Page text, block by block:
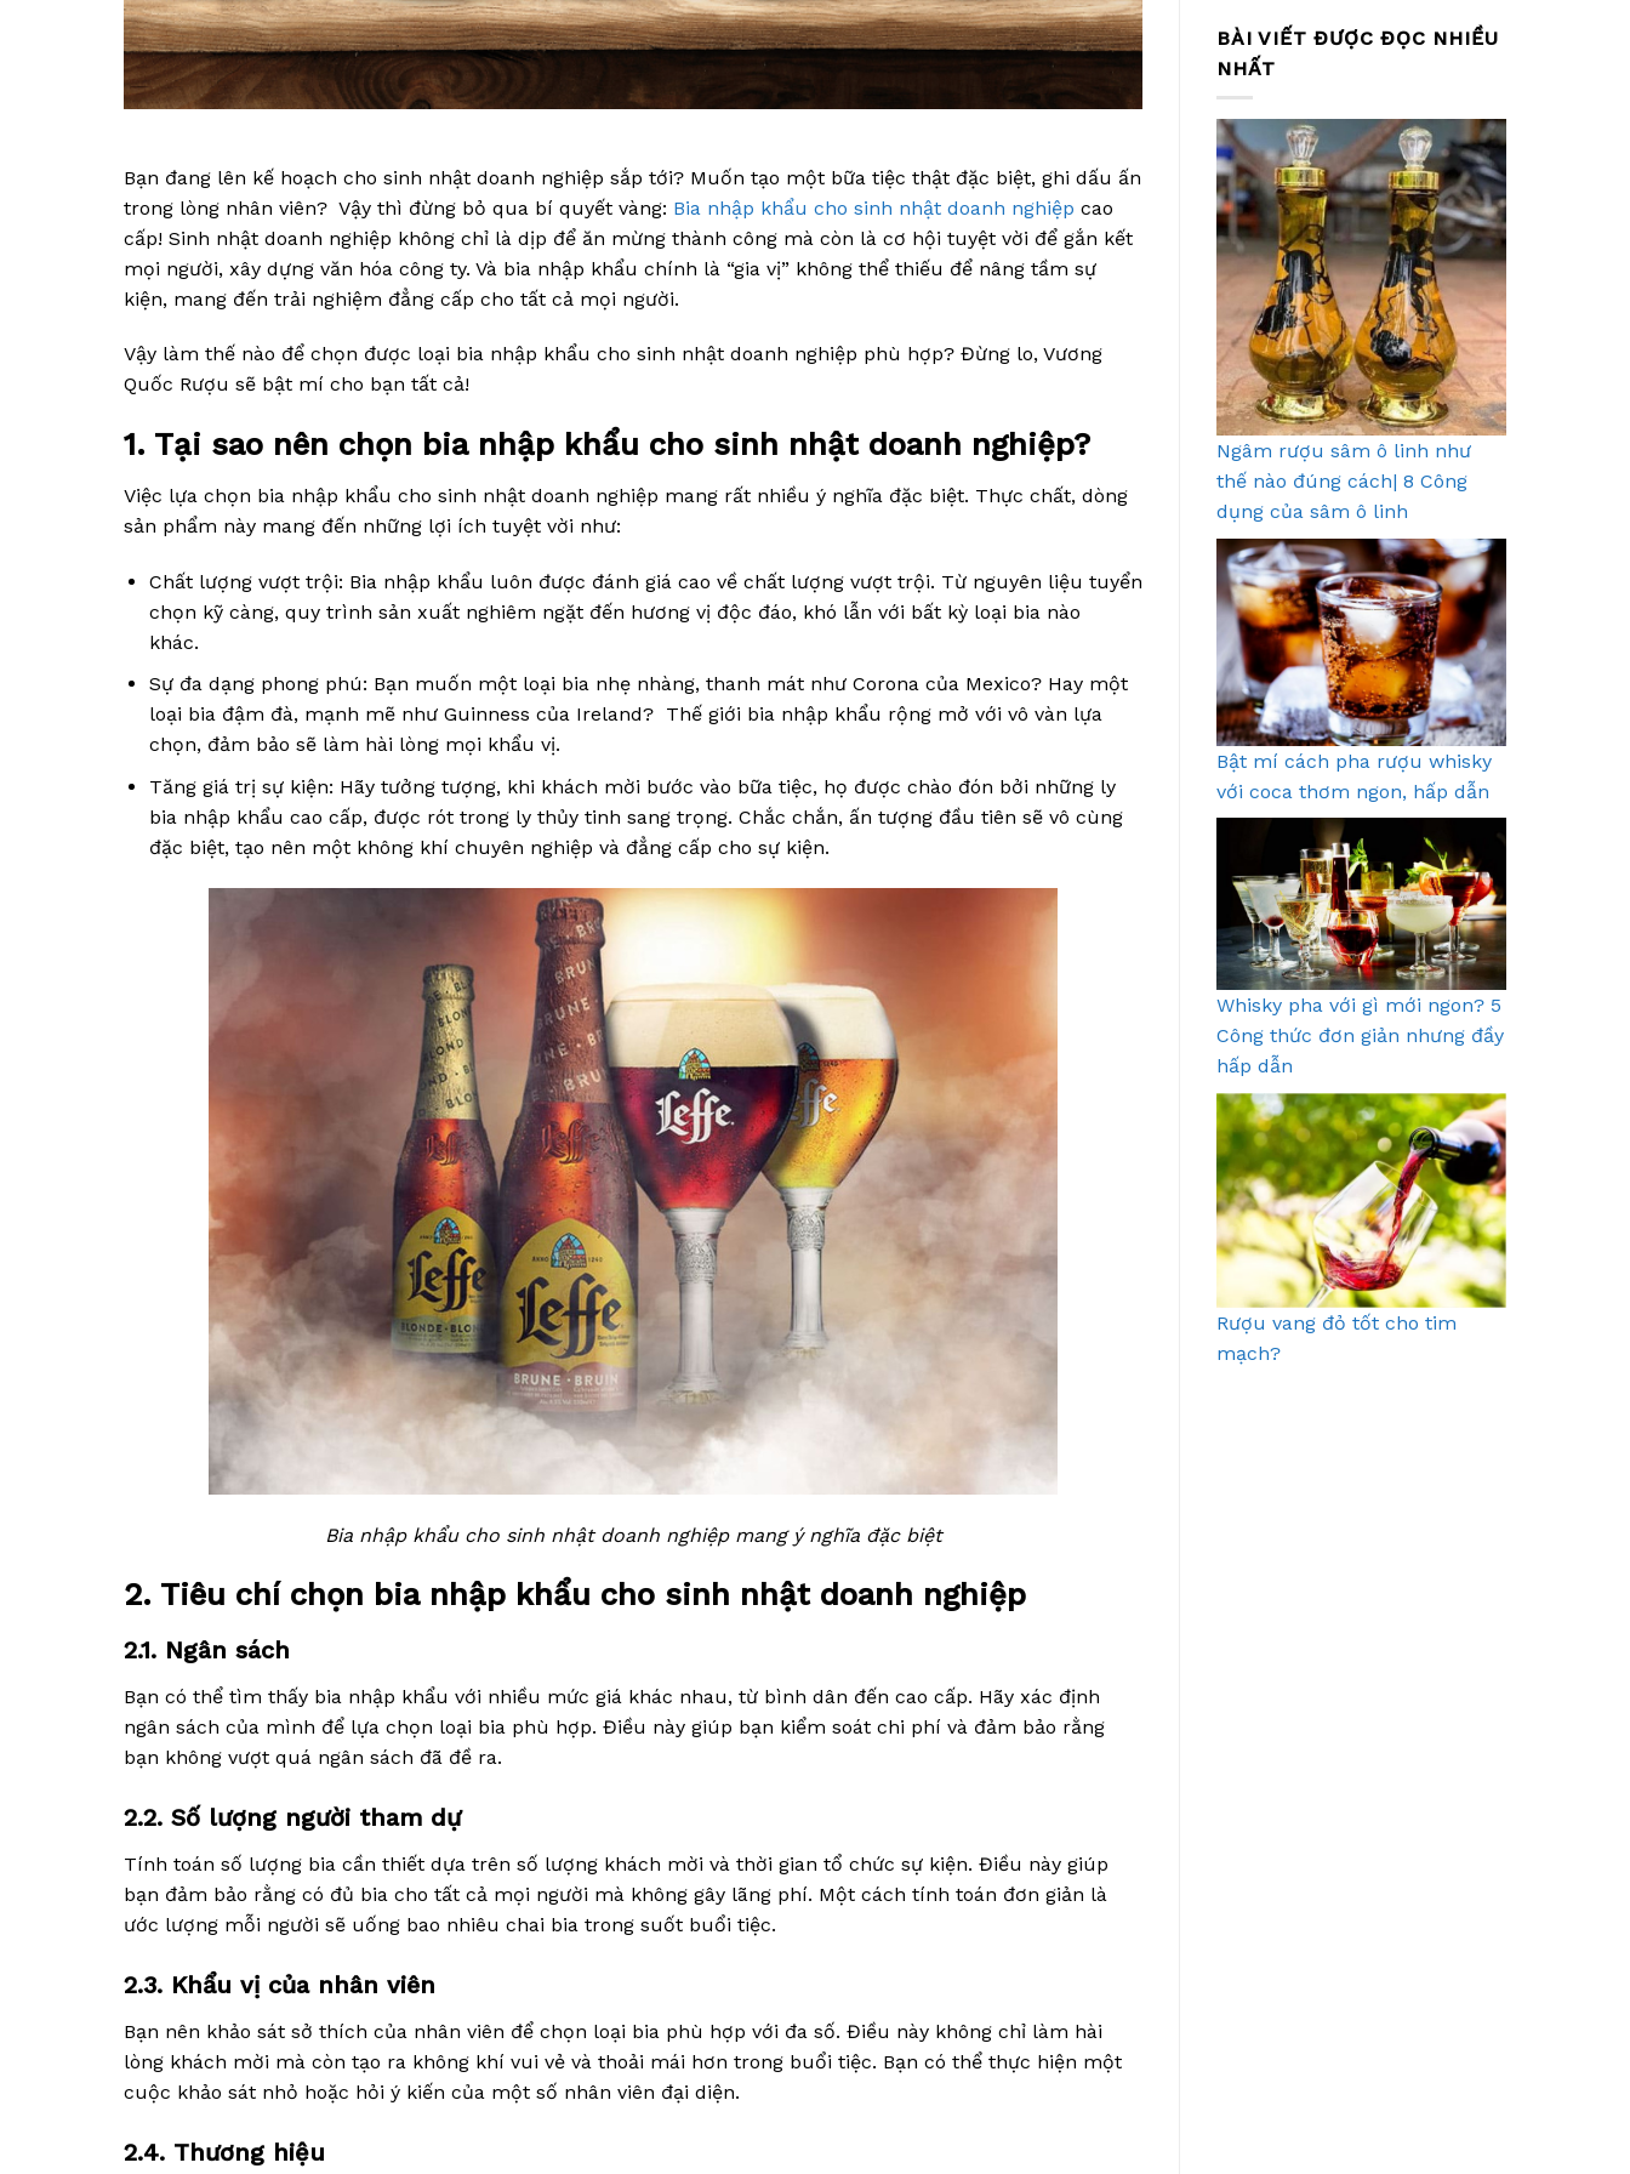
Bạn đang lên kế hoạch cho sinh nhật doanh nghiệp sắp tới? Muốn tạo một bữa tiệc thật đặc biệt, ghi dấu ấn
trong lòng nhân viên? Vậy thì đừng bỏ qua bí quyết vàng: Bia nhập khẩu cho sinh nhật doanh nghiệp cao
cấp! Sinh nhật doanh nghiệp không chỉ là dịp để ăn mừng thành công mà còn là cơ hội tuyệt vời để gắn kết
mọi người, xây dựng văn hóa công ty. Và bia nhập khẩu chính là “gia vị” không thể thiếu để nâng tầm sự
kiện, mang đến trải nghiệm đẳng cấp cho tất cả mọi người.
Vậy làm thế nào để chọn được loại bia nhập khẩu cho sinh nhật doanh nghiệp phù hợp? Đừng lo, Vương
Quốc Rượu sẽ bật mí cho bạn tất cả!
1. Tại sao nên chọn bia nhập khẩu cho sinh nhật doanh nghiệp?
Việc lựa chọn bia nhập khẩu cho sinh nhật doanh nghiệp mang rất nhiều ý nghĩa đặc biệt. Thực chất, dòng
sản phẩm này mang đến những lợi ích tuyệt vời như:
Chất lượng vượt trội: Bia nhập khẩu luôn được đánh giá cao về chất lượng vượt trội. Từ nguyên liệu tuyển
chọn kỹ càng, quy trình sản xuất nghiêm ngặt đến hương vị độc đáo, khó lẫn với bất kỳ loại bia nào
khác.
Sự đa dạng phong phú: Bạn muốn một loại bia nhẹ nhàng, thanh mát như Corona của Mexico? Hay một
loại bia đậm đà, mạnh mẽ như Guinness của Ireland? Thế giới bia nhập khẩu rộng mở với vô vàn lựa
chọn, đảm bảo sẽ làm hài lòng mọi khẩu vị.
Tăng giá trị sự kiện: Hãy tưởng tượng, khi khách mời bước vào bữa tiệc, họ được chào đón bởi những ly
bia nhập khẩu cao cấp, được rót trong ly thủy tinh sang trọng. Chắc chắn, ấn tượng đầu tiên sẽ vô cùng
đặc biệt, tạo nên một không khí chuyên nghiệp và đẳng cấp cho sự kiện.
Bia nhập khẩu cho sinh nhật doanh nghiệp mang ý nghĩa đặc biệt
2. Tiêu chí chọn bia nhập khẩu cho sinh nhật doanh nghiệp
2.1. Ngân sách
Bạn có thể tìm thấy bia nhập khẩu với nhiều mức giá khác nhau, từ bình dân đến cao cấp. Hãy xác định
ngân sách của mình để lựa chọn loại bia phù hợp. Điều này giúp bạn kiểm soát chi phí và đảm bảo rằng
bạn không vượt quá ngân sách đã đề ra.
2.2. Số lượng người tham dự
Tính toán số lượng bia cần thiết dựa trên số lượng khách mời và thời gian tổ chức sự kiện. Điều này giúp
bạn đảm bảo rằng có đủ bia cho tất cả mọi người mà không gây lãng phí. Một cách tính toán đơn giản là
ước lượng mỗi người sẽ uống bao nhiêu chai bia trong suốt buổi tiệc.
2.3. Khẩu vị của nhân viên
Bạn nên khảo sát sở thích của nhân viên để chọn loại bia phù hợp với đa số. Điều này không chỉ làm hài
lòng khách mời mà còn tạo ra không khí vui vẻ và thoải mái hơn trong buổi tiệc. Bạn có thể thực hiện một
cuộc khảo sát nhỏ hoặc hỏi ý kiến của một số nhân viên đại diện.
2.4. Thương hiệu
BÀI VIẾT ĐƯỢC ĐỌC NHIỀU
NHẤT
Ngâm rượu sâm ô linh như
thế nào đúng cách| 8 Công
dụng của sâm ô linh
Bật mí cách pha rượu whisky
với coca thơm ngon, hấp dẫn
Whisky pha với gì mới ngon? 5
Công thức đơn giản nhưng đầy
hấp dẫn
Rượu vang đỏ tốt cho tim
mạch?